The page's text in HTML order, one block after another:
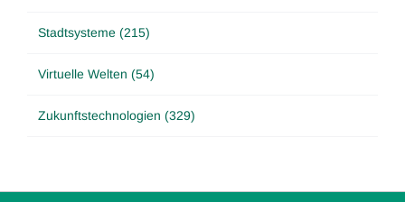
Stadtsysteme (215)
Virtuelle Welten (54)
Zukunftstechnologien (329)